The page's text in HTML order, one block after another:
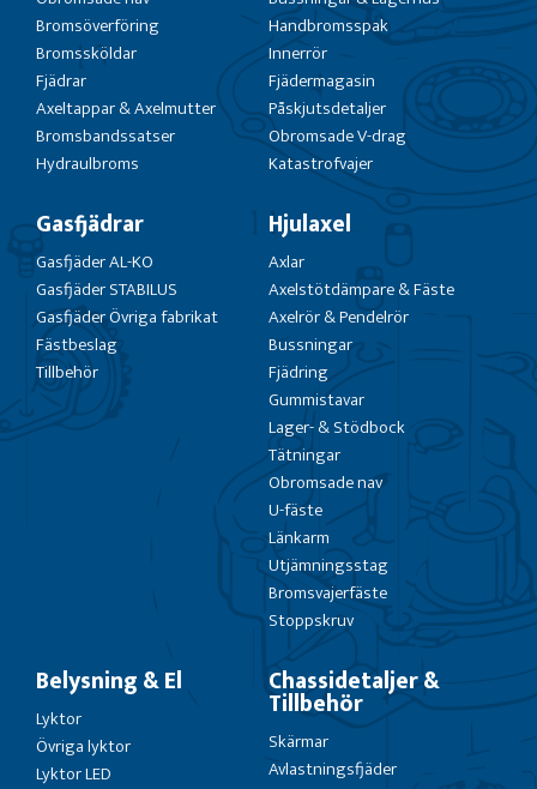
Bromsöverföring
Bromssköldar
Fjädrar
Axeltappar & Axelmutter
Bromsbandssatser
Hydraulbroms
Handbromsspak
Innerrör
Fjädermagasin
Påskjutsdetaljer
Obromsade V-drag
Katastrofvajer
Gasfjädrar
Gasfjäder AL-KO
Gasfjäder STABILUS
Gasfjäder Övriga fabrikat
Fästbeslag
Tillbehör
Hjulaxel
Axlar
Axelstötdämpare & Fäste
Axelrör & Pendelrör
Bussningar
Fjädring
Gummistavar
Lager- & Stödbock
Tätningar
Obromsade nav
U-fäste
Länkarm
Utjämningsstag
Bromsvajerfäste
Stoppskruv
Belysning & El
Lyktor
Övriga lyktor
Lyktor LED
Chassidetaljer &
Tillbehör
Skärmar
Avlastningsfjäder